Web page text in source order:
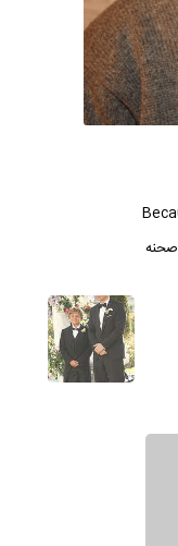
صحنه